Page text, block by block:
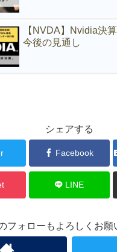
【NVDA】Nvidia決
今後の見通し
シェアする
Facebook
LINE
フォローもよろしくお願